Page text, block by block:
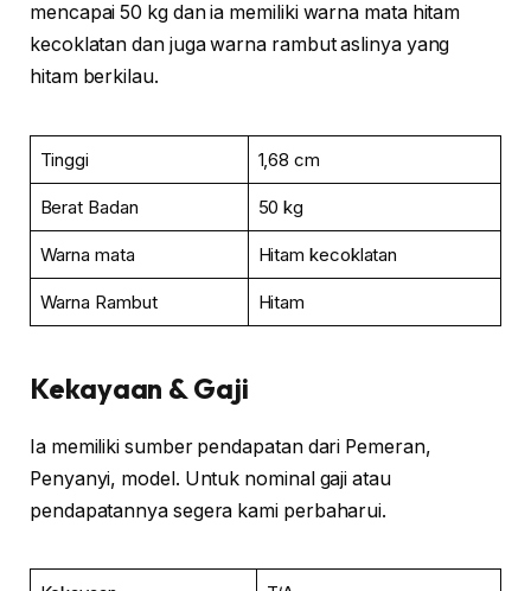
mencapai 50 kg dan ia memiliki warna mata hitam
kecoklatan dan juga warna rambut aslinya yang
hitam berkilau.
Tinggi 1,68 cm
Berat Badan 50 kg
Warna mata Hitam kecoklatan
Warna Rambut Hitam
Kekayaan & Gaji
Ia memiliki sumber pendapatan dari Pemeran,
Penyanyi, model. Untuk nominal gaji atau
pendapatannya segera kami perbaharui.